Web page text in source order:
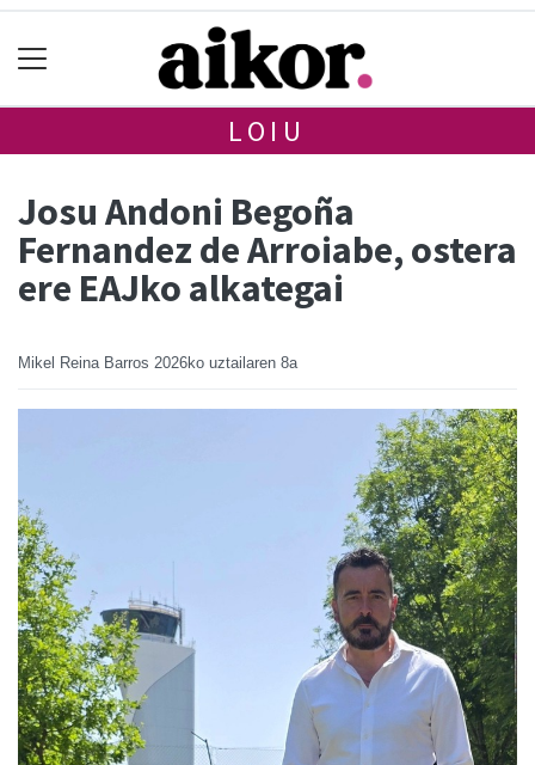
LOIU
Josu Andoni Begoña
Fernandez de Arroiabe, ostera
ere EAJko alkategai
Mikel Reina Barros 2026ko uztailaren 8a